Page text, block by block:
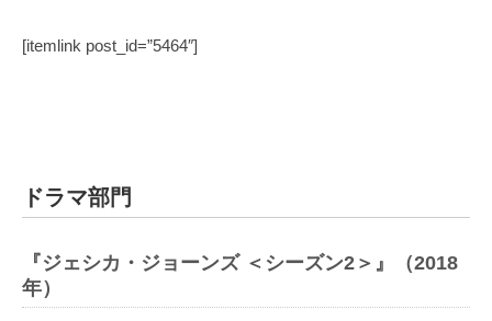
[itemlink post_id=”5464″]
ドラマ部門
『ジェシカ・ジョーンズ ＜シーズン2＞』（2018
年）